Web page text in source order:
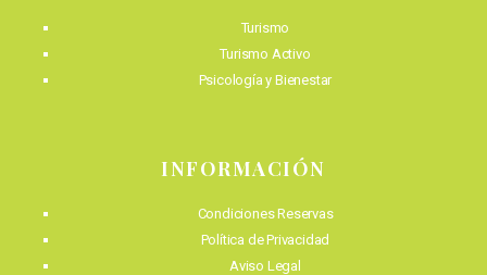
Turismo
Turismo Activo
Psicología y Bienestar
INFORMACIÓN
Condiciones Reservas
Política de Privacidad
Aviso Legal